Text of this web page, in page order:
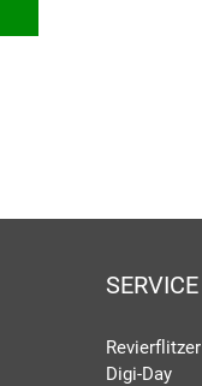
SERVICE
Revierflitzer
Digi-Day